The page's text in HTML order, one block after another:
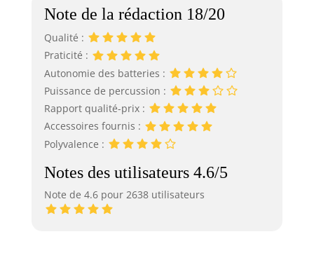
Note de la rédaction 18/20
Qualité :
Praticité :
Autonomie des batteries :
Puissance de percussion :
Rapport qualité-prix :
Accessoires fournis :
Polyvalence :
Notes des utilisateurs 4.6/5
Note de 4.6 pour 2638 utilisateurs